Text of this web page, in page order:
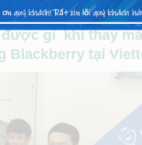
và model máy.
được gì khi thay
Blackberry tại